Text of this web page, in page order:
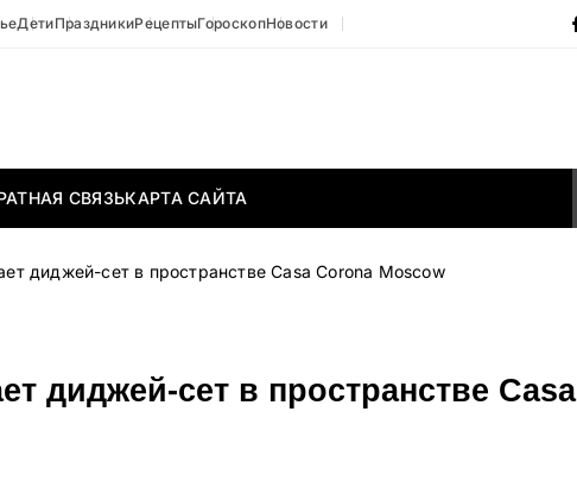
ДетиПраздникиРецептыГороскопНовости
СВЯЗЬКАРТА САЙТА
диджей-сет в пространстве Casa Corona Moscow
диджей-сет в пространстве Casa